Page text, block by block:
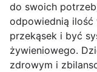
do swoich
odpowiednią
przekąsek i być
żywieniowego.
zdrowym i